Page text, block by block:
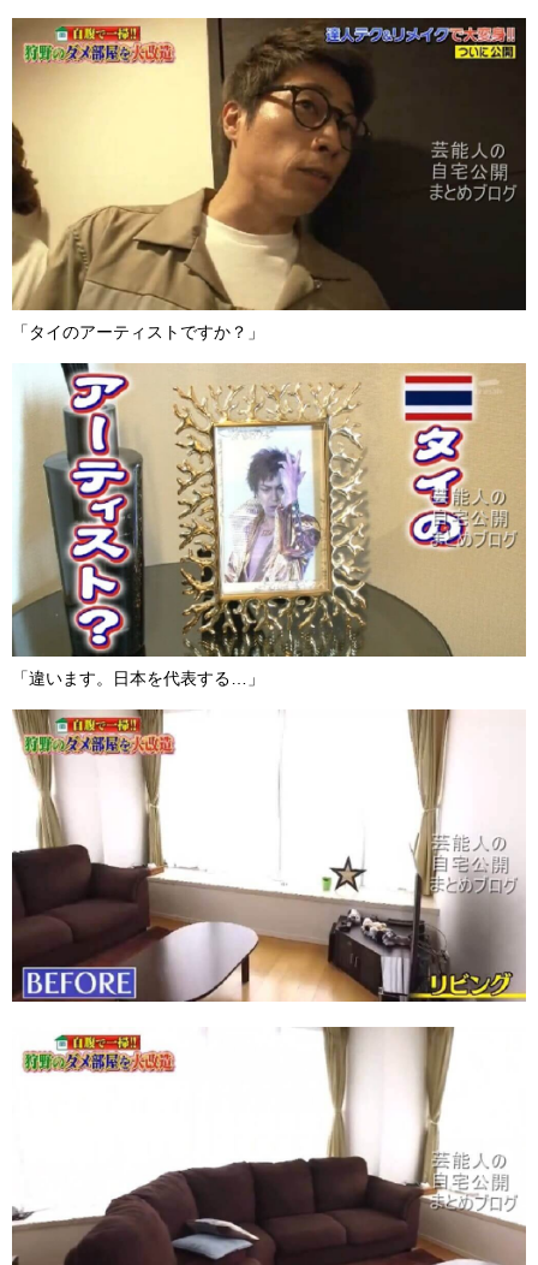
「タイのアーティストですか？」
「違います。日本を代表する…」